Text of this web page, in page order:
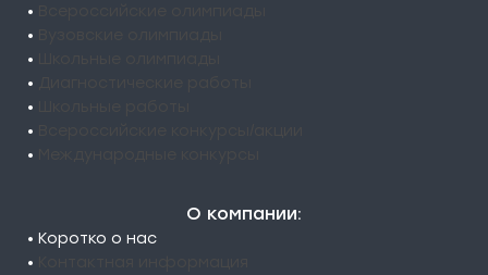
•
•
•
•
•
•
•
О компании:
• Коротко о нас
•